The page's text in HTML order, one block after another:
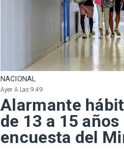
NACIONAL
Ayer A Las 9:49
Alarmante
de 13 a 15
encuesta del